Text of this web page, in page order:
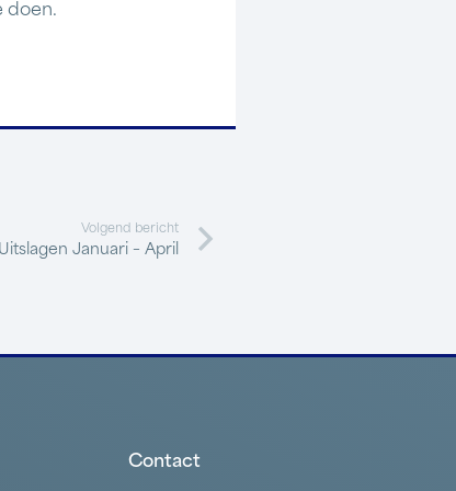
doen.
Volgend bericht
Januari – April
Contact